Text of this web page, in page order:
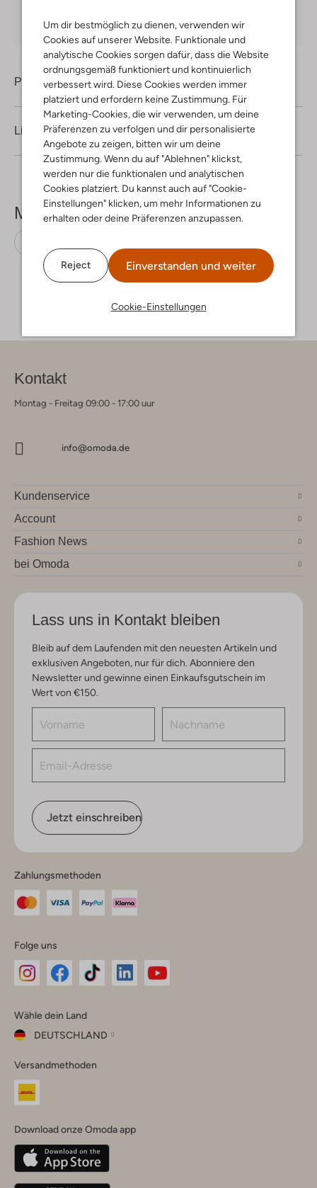
Um dir bestmöglich zu dienen, verwenden wir
Cookies auf unserer Website. Funktionale und
analytische Cookies sorgen dafür, dass die Website
ordnungsgemäß funktioniert und kontinuierlich
verbessert wird. Diese Cookies werden immer
platziert und erfordern keine Zustimmung. Für
Marketing-Cookies, die wir verwenden, um deine
Präferenzen zu verfolgen und dir personalisierte
Angebote zu zeigen, bitten wir um deine
Zustimmung. Wenn du auf "Ablehnen" klickst,
werden nur die funktionalen und analytischen
Cookies platziert. Du kannst auch auf "Cookie-
Einstellungen" klicken, um mehr Informationen zu
erhalten oder deine Präferenzen anzupassen.
Reject Einverstanden und weiter
Cookie-Einstellungen
Produktinformation
Lieferung & Rückgabe
Mehr sehen
Kontakt
Montag - Freitag 09:00 - 17:00 uur
info@omoda.de
Kundenservice
Account
Fashion News
bei Omoda
Lass uns in Kontakt bleiben
Bleib auf dem Laufenden mit den neuesten Artikeln und
exklusiven Angeboten, nur für dich. Abonniere den
Newsletter und gewinne einen Einkaufsgutschein im
Wert von €150.
Jetzt einschreiben
Zahlungsmethoden
Folge uns
Instagram
Facebook
TikTok
Wähle dein Land
DEUTSCHLAND
dein
Land
Belgique(Français)
Deutschland
Versandmethoden
Download onze Omoda app